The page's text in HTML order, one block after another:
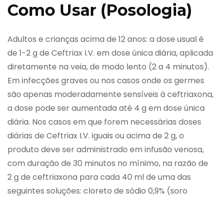
Como Usar (Posologia)
Adultos e crianças acima de 12 anos: a dose usual é
de 1-2 g de Ceftriax I.V. em dose única diária, aplicada
diretamente na veia, de modo lento (2 a 4 minutos).
Em infecções graves ou nos casos onde os germes
são apenas moderadamente sensíveis à ceftriaxona,
a dose pode ser aumentada até 4 g em dose única
diária. Nos casos em que forem necessárias doses
diárias de Ceftriax I.V. iguais ou acima de 2 g, o
produto deve ser administrado em infusão venosa,
com duração de 30 minutos no mínimo, na razão de
2 g de ceftriaxona para cada 40 ml de uma das
seguintes soluções: cloreto de sódio 0,9% (soro